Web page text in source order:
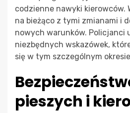
codzienne nawyki kierowców.
na bieżąco z tymi zmianami i
nowych warunków. Policjanci
niezbędnych wskazówek,
się w tym szczególnym
pieszych i